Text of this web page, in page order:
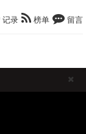
记录 榜单 留言